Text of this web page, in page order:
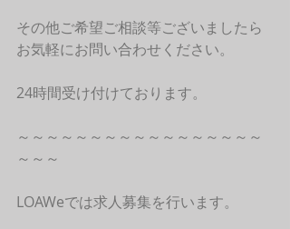
その他ご希望ご相談等ございましたら
お気軽にお問い合わせください。
24時間受け付けております。
～～～～～～～～～～～～～～～～～
～～～
LOAWeでは求人募集を行います。